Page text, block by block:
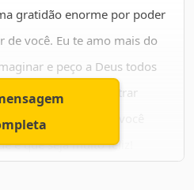
por Deus. Feliz
gratidão enorme por poder
de você. Eu te amo mais do
e peço a Deus todos
passos, para te mostrar
Peço também que você
e que seja muito feliz!